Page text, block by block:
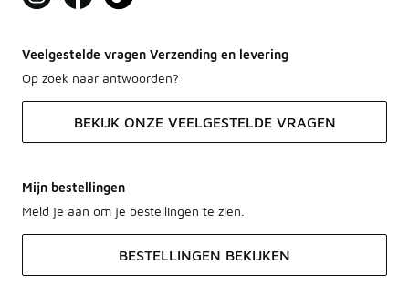
Veelgestelde vragen Verzending en levering
Op zoek naar antwoorden?
BEKIJK ONZE VEELGESTELDE VRAGEN
Mijn bestellingen
Meld je aan om je bestellingen te zien.
BESTELLINGEN BEKIJKEN